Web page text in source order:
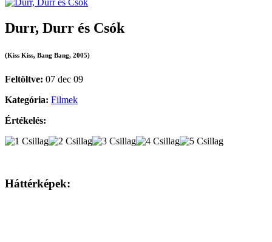
Durr, Durr és Csók
(Kiss Kiss, Bang Bang, 2005)
Feltöltve: 07 dec 09
Kategória: Filmek
Értékelés:
Háttérképek: